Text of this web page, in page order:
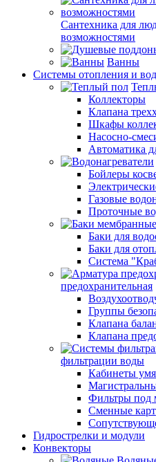
Сантехника для
возможностями
Ванны
Системы отопления и
Коллекторы
Клапана
Шкафы
Насосно-
Автоматика
Бойлеры
Газовые
Проточные
Баки для
Баки для
Система
предохранительная
Группы
Клапана
Клапана
фильтрации воды
Кабинеты
Фильтры под
Сменные
Гидрострелки и модули
Конвекторы